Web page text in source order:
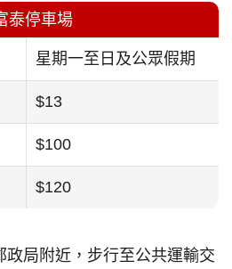
泰停車場
星期一至日及公眾假期
$13
$100
$120
政局附近，步行至公共運輸交